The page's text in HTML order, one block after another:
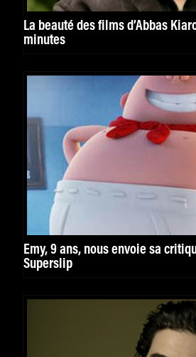
La beauté des films d’Abbas
minutes
Emy, 9 ans, nous envoie sa
Superslip